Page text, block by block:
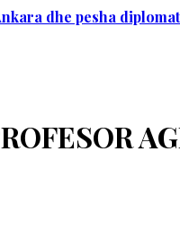
dhe pesha